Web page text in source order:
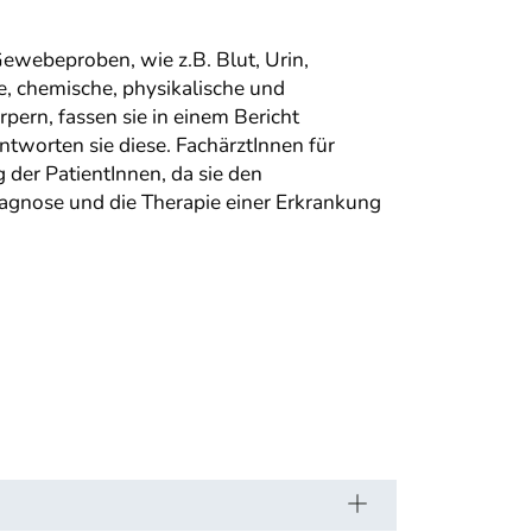
wie z.B. Blut, Urin,
chemische, physikalische und
fassen sie in einem Bericht
sie diese. FachärztInnen für
PatientInnen, da sie den
und die Therapie einer Erkrankung